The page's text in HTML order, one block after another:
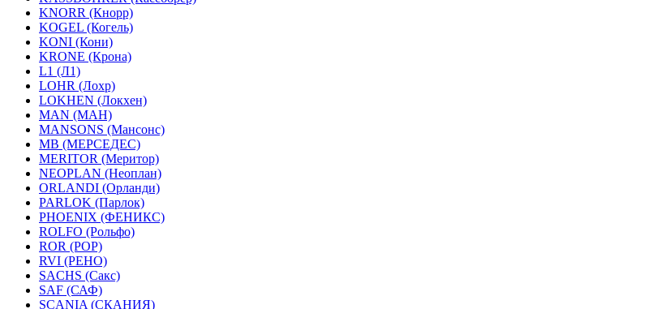
KNORR (Кнорр)
KOGEL (Когель)
KONI (Кони)
KRONE (Крона)
L1 (Л1)
LOHR (Лохр)
LOKHEN (Локхен)
MAN (МАН)
MANSONS (Мансонс)
MB (МЕРСЕДЕС)
MERITOR (Меритор)
NEOPLAN (Неоплан)
ORLANDI (Орланди)
PARLOK (Парлок)
PHOENIX (ФЕНИКС)
ROLFO (Рольфо)
ROR (РОР)
RVI (РЕНО)
SACHS (Сакс)
SAF (САФ)
SCANIA (СКАНИЯ)